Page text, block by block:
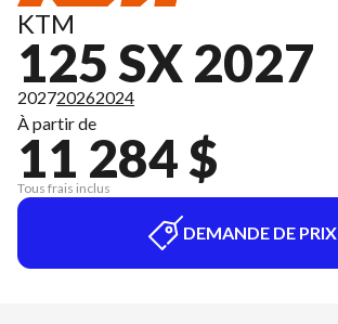
KTM
125 SX 2027
202720262024
À partir de
11 284 $
Tous frais inclus
DEMANDE DE PRIX